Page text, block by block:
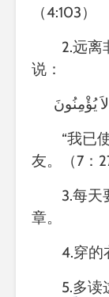
（4:103）
2.远离
说：
يُؤْمِنُونَ
“我已
友。（7：
3.每天
章。
4.穿的
5.多读